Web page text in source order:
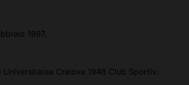
1997.
Craiova 1948 Club Sportiv.